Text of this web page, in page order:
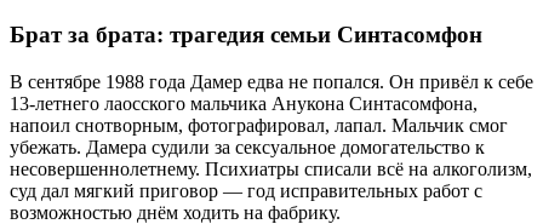
Брат за брата: трагедия семьи Синтасомфон
В сентябре 1988 года Дамер едва не попался. Он привёл к себе
13-летнего лаосского мальчика Анукона Синтасомфона,
напоил снотворным, фотографировал, лапал. Мальчик смог
убежать. Дамера судили за сексуальное домогательство к
несовершеннолетнему. Психиатры списали всё на алкоголизм,
суд дал мягкий приговор — год исправительных работ с
возможностью днём ходить на фабрику.